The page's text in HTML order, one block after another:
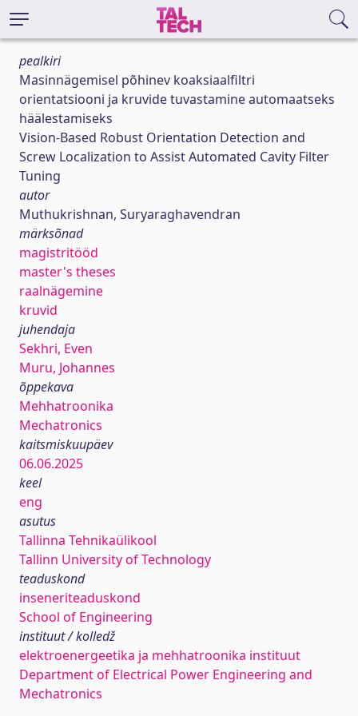
pealkiri
Masinnägemisel põhinev koaksiaalfiltri
orientatsiooni ja kruvide tuvastamine automaatseks
häälestamiseks
Vision-Based Robust Orientation Detection and
Screw Localization to Assist Automated Cavity Filter
Tuning
autor
Muthukrishnan, Suryaraghavendran
märksõnad
magistritööd
master's theses
raalnägemine
kruvid
juhendaja
Sekhri, Even
Muru, Johannes
õppekava
Mehhatroonika
Mechatronics
kaitsmiskuupäev
06.06.2025
keel
eng
asutus
Tallinna Tehnikaülikool
Tallinn University of Technology
teaduskond
inseneriteaduskond
School of Engineering
instituut / kolledž
elektroenergeetika ja mehhatroonika instituut
Department of Electrical Power Engineering and
Mechatronics